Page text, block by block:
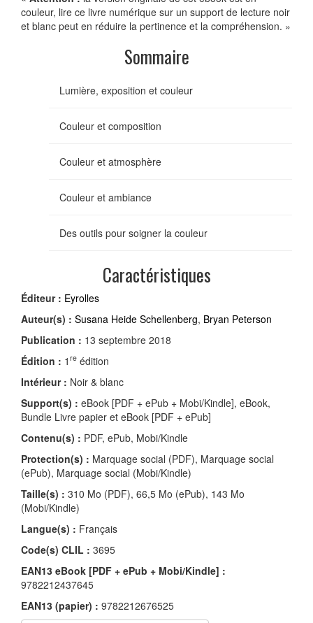
couleur, lire ce livre numérique sur un support de lecture noir
et blanc peut en réduire la pertinence et la compréhension. »
Sommaire
Lumière, exposition et couleur
Couleur et composition
Couleur et atmosphère
Couleur et ambiance
Des outils pour soigner la couleur
Caractéristiques
Éditeur : Eyrolles
Auteur(s) : Susana Heide Schellenberg, Bryan Peterson
Publication : 13 septembre 2018
Édition : 1 re édition
Intérieur : Noir & blanc
Support(s) : eBook [PDF + ePub + Mobi/Kindle], eBook,
Bundle Livre papier et eBook [PDF + ePub]
Contenu(s) : PDF, ePub, Mobi/Kindle
Protection(s) : Marquage social (PDF), Marquage social
(ePub), Marquage social (Mobi/Kindle)
Taille(s) : 310 Mo (PDF), 66,5 Mo (ePub), 143 Mo
(Mobi/Kindle)
Langue(s) : Français
Code(s) CLIL : 3695
EAN13 eBook [PDF + ePub + Mobi/Kindle] :
9782212437645
EAN13 (papier) : 9782212676525